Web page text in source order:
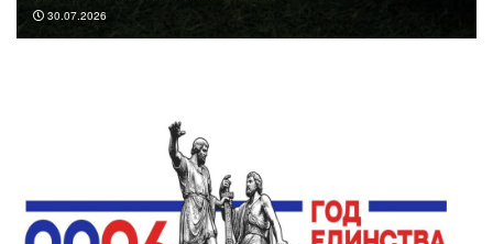
30.07.2026